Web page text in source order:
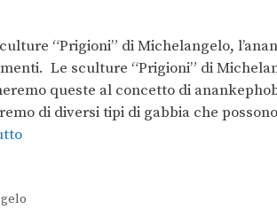
“Prigioni” di Michelangelo,
Le sculture “Prigioni” di
queste al concetto di
di diversi tipi di gabbia che